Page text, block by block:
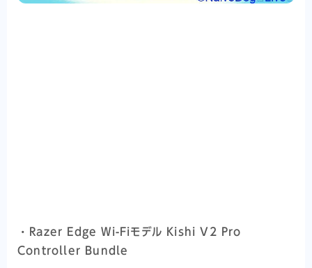
・
Razer Edge Wi-Fiモデル Kishi V2 Pro
Controller Bundle